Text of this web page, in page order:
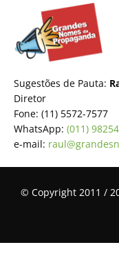
Sugestões de Pauta:
Diretor
Fone: (11) 5572-7577
WhatsApp: (011)
e-mail:
© Copyright 2011 /